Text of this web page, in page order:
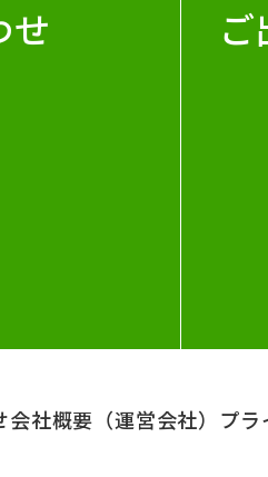
せ
会社概要（運営会社） プラ